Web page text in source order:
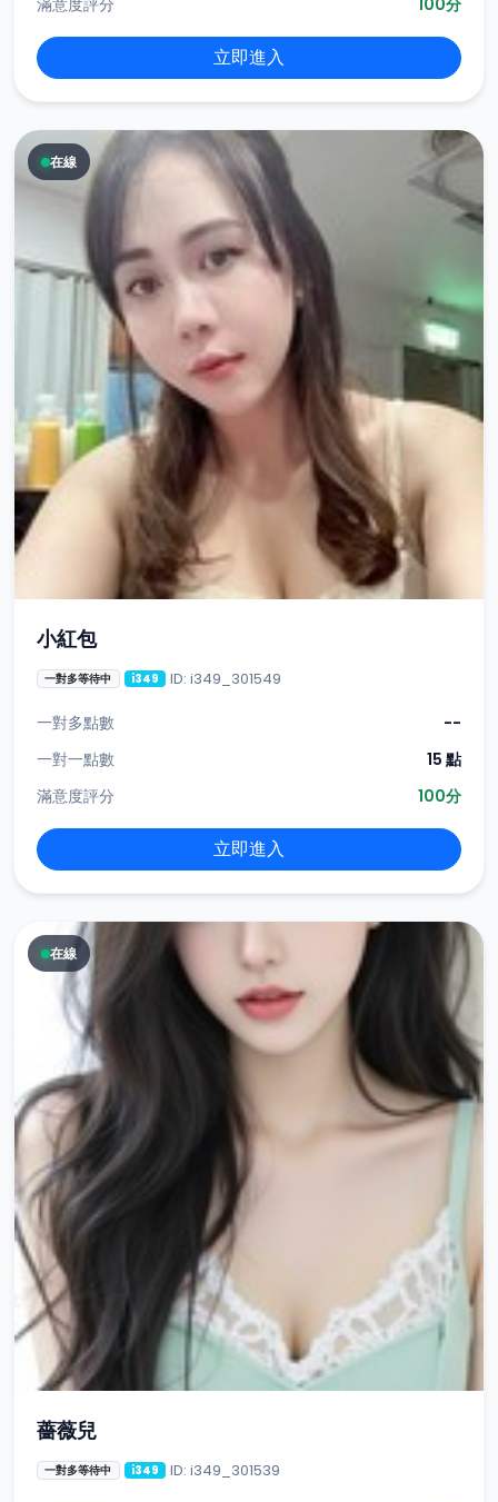
滿意度評分 100分
立即進入
在線
小紅包
一對多等待中 i349 ID: i349_301549
一對多點數
--
一對一點數
15 點
滿意度評分
100分
立即進入
在線
薔薇兒
一對多等待中 i349 ID: i349_301539